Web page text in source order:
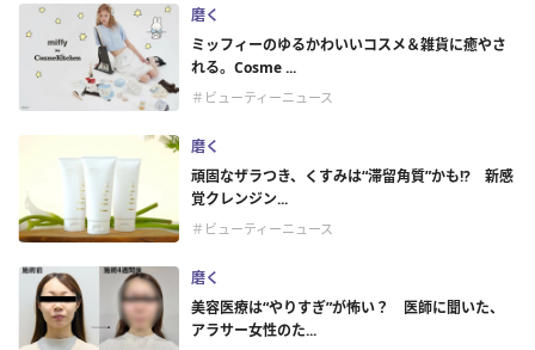
磨く
ミッフィーのゆるかわいいコスメ＆雑貨に癒やさ
れる。Cosme ...
＃ビューティーニュース
磨く
頑固なザラつき、くすみは“滞留角質”かも!? 新感
覚クレンジン...
＃ビューティーニュース
磨く
美容医療は“やりすぎ”が怖い？ 医師に聞いた、
アラサー女性のた...